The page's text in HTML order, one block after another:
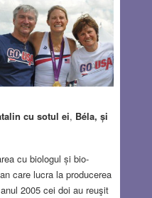
cu sotul ei, Béla, și
cu biologul și bio-
care lucra la producerea
2005 cei doi au reuşit